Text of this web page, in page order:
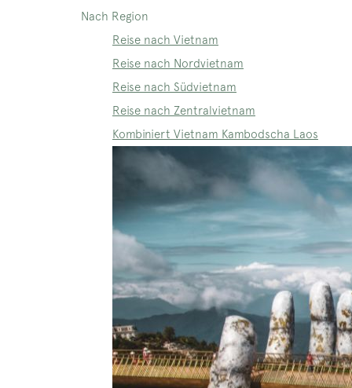
Nach Region
Reise nach Vietnam
Reise nach Nordvietnam
Reise nach Südvietnam
Reise nach Zentralvietnam
Kombiniert Vietnam Kambodscha Laos